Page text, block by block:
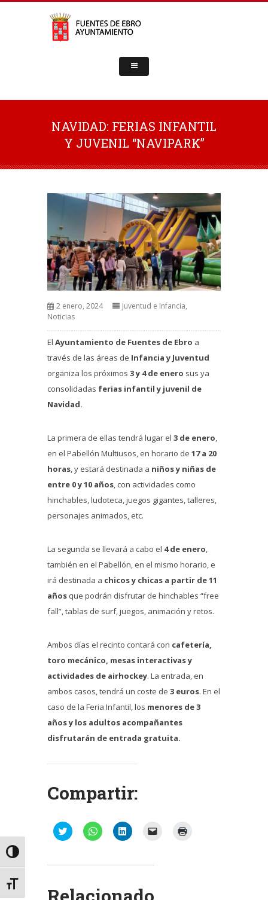
Alternar alto contraste
Alternar tamaño de letra
NAVIDAD: FERIAS INFANTIL
Y JUVENIL “NAVIPARK”
2 enero, 2024 Juventud e Infancia,
Noticias
El Ayuntamiento de Fuentes de Ebro a
través de las áreas de Infancia y Juventud
organiza los próximos 3 y 4 de enero sus ya
consolidadas ferias infantil y juvenil de
Navidad.
La primera de ellas tendrá lugar el 3 de enero,
en el Pabellón Multiusos, en horario de 17 a 20
horas, y estará destinada a niños y niñas de
entre 0 y 10 años, con actividades como
hinchables, ludoteca, juegos gigantes, talleres,
personajes animados, etc.
La segunda se llevará a cabo el 4 de enero,
también en el Pabellón, en el mismo horario, e
irá destinada a chicos y chicas a partir de 11
años que podrán disfrutar de hinchables “free
fall”, tablas de surf, juegos, animación y retos.
Ambos días el recinto contará con cafetería,
toro mecánico, mesas interactivas y
actividades de airhockey. La entrada, en
ambos casos, tendrá un coste de 3 euros. En el
caso de la Feria Infantil, los menores de 3
años y los adultos acompañantes
disfrutarán de entrada gratuita.
Compartir:
Haz
clic
Twitter
en
Haz
clic
WhatsApp
en
Haz
clic
LinkedIn
en